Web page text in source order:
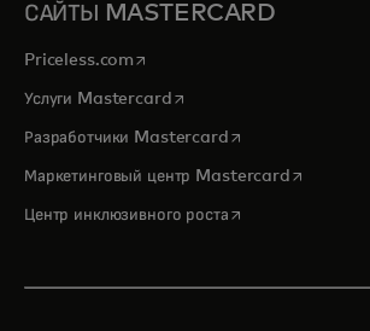
САЙТЫ MASTERCARD
Priceless.com opens in a new tab
Услуги Mastercardopens in a new tab
Разработчики Mastercardopens in a new
Маркетинговый центр Mastercardopens in
Центр инклюзивного ростаopens in a new